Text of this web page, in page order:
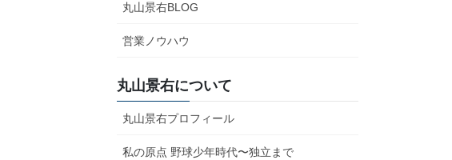
丸山景右BLOG
営業ノウハウ
丸山景右について
丸山景右プロフィール
私の原点 野球少年時代〜独立まで